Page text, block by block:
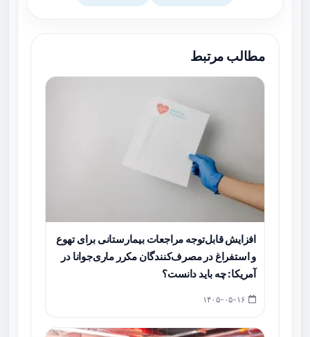
مطالب مرتبط
افزایش قابل‌توجه مراجعات بیمارستانی برای تهوع
و استفراغ در مصرف‌کنندگان مکرر ماری‌جوانا در
آمریکا: چه باید دانست؟